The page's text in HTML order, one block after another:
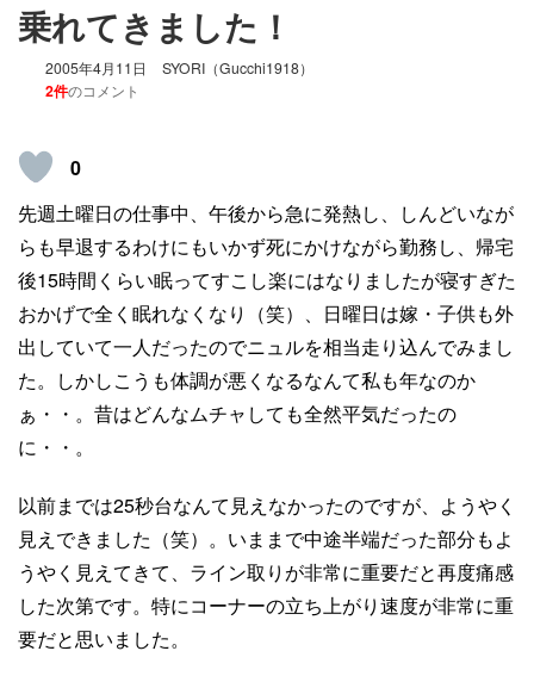
乗れてきました！
2005年4月11日 SYORI（Gucchi1918）
2件のコメント
0
先週土曜日の仕事中、午後から急に発熱し、しんどいなが
らも早退するわけにもいかず死にかけながら勤務し、帰宅
後15時間くらい眠ってすこし楽にはなりましたが寝すぎた
おかげで全く眠れなくなり（笑）、日曜日は嫁・子供も外
出していて一人だったのでニュルを相当走り込んでみまし
た。しかしこうも体調が悪くなるなんて私も年なのか
ぁ・・。昔はどんなムチャしても全然平気だったの
に・・。
以前までは25秒台なんて見えなかったのですが、ようやく
見えできました（笑）。いままで中途半端だった部分もよ
うやく見えてきて、ライン取りが非常に重要だと再度痛感
した次第です。特にコーナーの立ち上がり速度が非常に重
要だと思いました。